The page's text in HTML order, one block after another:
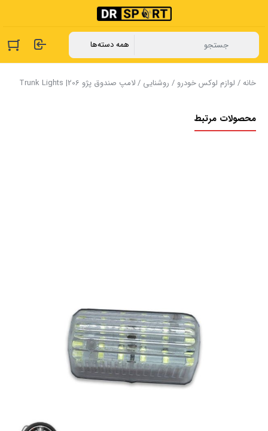
خانه/ لوازم لوکس خودرو / روشنایی / لامپ صندوق پژو 206| Trunk Lights
محصولات مرتبط